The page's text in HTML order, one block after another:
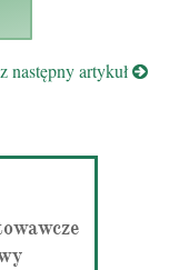
następny artykuł